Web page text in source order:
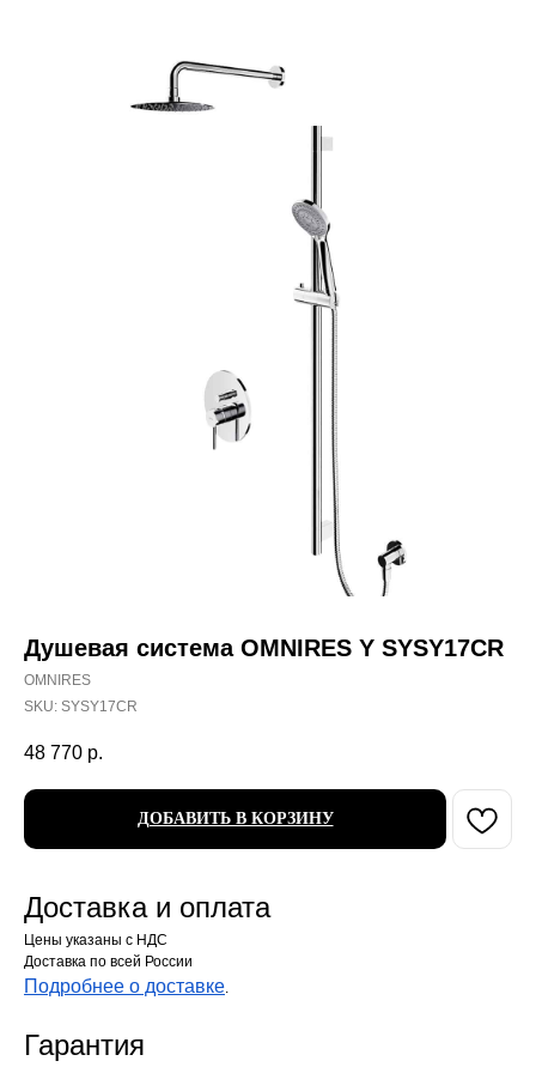
Душевая система OMNIRES Y SYSY17CR
OMNIRES
SKU: SYSY17CR
48 770 р.
ДОБАВИТЬ В КОРЗИНУ
Доставка и оплата
Цены указаны с НДС
Доставка по всей России
Подробнее о доставке.
Гарантия